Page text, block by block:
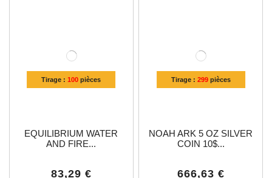
Tirage :100 pièces
EQUILIBRIUM WATER
AND FIRE...
83,29 €
Tirage : 299pièces
NOAH ARK 5 OZ SILVER
COIN 10$...
666,63 €